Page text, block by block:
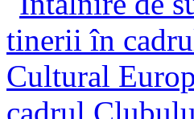
cadrul